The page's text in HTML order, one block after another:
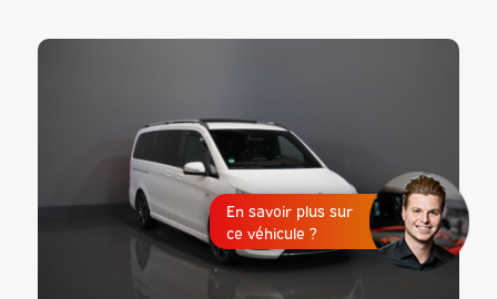
En savoir plus sur
ce véhicule ?